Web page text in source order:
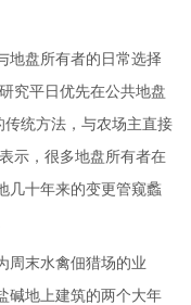
地盘所有者的日常选择
究平日优先在公共地盘
传统方法，与农场主直接
示，很多地盘所有者在
几十年来的变更管窥蠡
周末水禽佃猎场的业
碱地上建筑的两个大年